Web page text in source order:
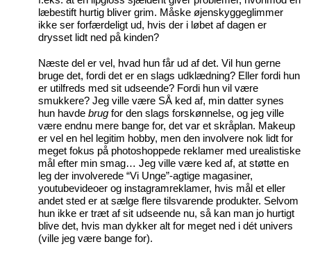
læbestift hurtig bliver grim. Måske øjenskyggeglimmer
ikke ser forfærdeligt ud, hvis der i løbet af dagen er
drysset lidt ned på kinden?
Næste del er vel, hvad hun får ud af det. Vil hun gerne
bruge det, fordi det er en slags udklædning? Eller fordi hun
er utilfreds med sit udseende? Fordi hun vil være
smukkere? Jeg ville være SÅ ked af, min datter synes
hun havde brugfor den slags forskønnelse, og jeg ville
være endnu mere bange for, det var et skråplan. Makeup
er vel en hel legitim hobby, men den involvere nok lidt for
meget fokus på photoshoppede reklamer med urealistiske
mål efter min smag… Jeg ville være ked af, at støtte en
leg der involverede “Vi Unge”-agtige magasiner,
youtubevideoer og instagramreklamer, hvis mål et eller
andet sted er at sælge flere tilsvarende produkter. Selvom
hun ikke er træt af sit udseende nu, så kan man jo hurtigt
blive det, hvis man dykker alt for meget ned i dét univers
(ville jeg være bange for).